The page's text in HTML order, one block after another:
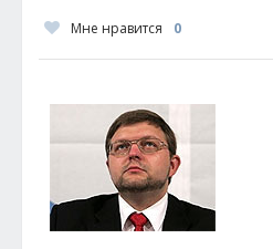
Мне нравится 0